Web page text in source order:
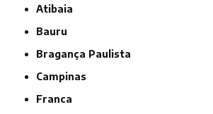
Atibaia
Bauru
Bragança Paulista
Campinas
Franca